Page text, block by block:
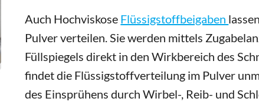
Auch Hochviskose Flüssigstoffbeigaben
Pulver verteilen. Sie werden mittels
Füllspiegels direkt in den Wirkbereich des
findet die Flüssigstoffverteilung im Pulver
des Einsprühens durch Wirbel-, Reib- und